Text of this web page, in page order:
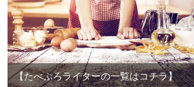
【たべぷろライターの一覧はコチラ】